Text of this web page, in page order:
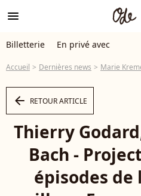
menu
Billetterie En privé avec
Accueil Dernières news Marie Kremer,
arrow_left RETOUR ARTICLE
Thierry
Bach -
épisodes de